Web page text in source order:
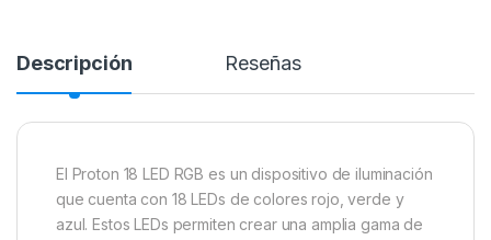
Descripción Reseñas
El Proton 18 LED RGB es un dispositivo de iluminación
que cuenta con 18 LEDs de colores rojo, verde y
azul. Estos LEDs permiten crear una amplia gama de